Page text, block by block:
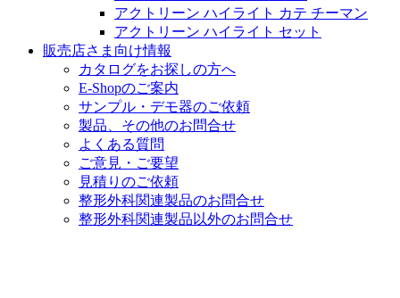
アクトリーン ハイライト カテ チーマン
アクトリーン ハイライト セット
販売店さま向け情報
カタログをお探しの方へ
E-Shopのご案内
サンプル・デモ器のご依頼
製品、その他のお問合せ
よくある質問
ご意見・ご要望
見積りのご依頼
整形外科関連製品のお問合せ
整形外科関連製品以外のお問合せ